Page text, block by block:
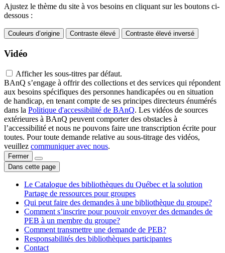
Ajustez le thème du site à vos besoins en cliquant sur les boutons ci-
dessous :
Couleurs d’origine Contraste élevé Contraste élevé inversé
Vidéo
Afficher les sous-titres par défaut.
BAnQ s’engage à offrir des collections et des services qui répondent
aux besoins spécifiques des personnes handicapées ou en situation
de handicap, en tenant compte de ses principes directeurs énumérés
dans la Politique d'accessibilité de BAnQ. Les vidéos de sources
extérieures à BAnQ peuvent comporter des obstacles à
l’accessibilité et nous ne pouvons faire une transcription écrite pour
toutes. Pour toute demande relative au sous-titrage des vidéos,
veuillez communiquer avec nous.
Fermer
Dans cette page
Le Catalogue des bibliothèques du Québec et la solution
Partage de ressources pour groupes
Qui peut faire des demandes à une bibliothèque du groupe?
Comment s’inscrire pour pouvoir envoyer des demandes de
PEB à un membre du groupe?
Comment transmettre une demande de PEB?
Responsabilités des bibliothèques participantes
Contact